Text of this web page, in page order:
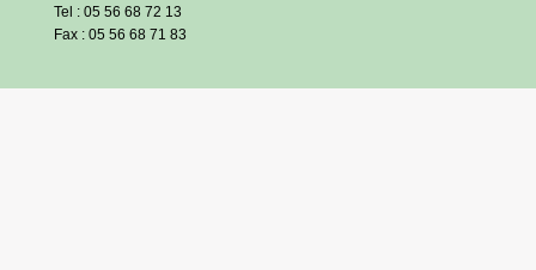
Tel : 05 56 68 72 13
Fax : 05 56 68 71 83
Horaires